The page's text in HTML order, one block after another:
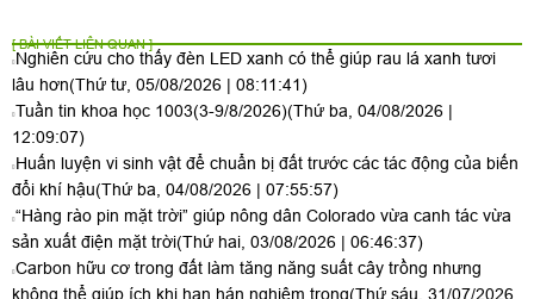
[ BÀI VIẾT LIÊN QUAN ]
Nghiên cứu cho thấy đèn LED xanh có thể giúp rau lá xanh tươi
lâu hơn(Thứ tư, 05/08/2026 | 08:11:41)
Tuần tin khoa học 1003(3-9/8/2026)(Thứ ba, 04/08/2026 |
12:09:07)
Huấn luyện vi sinh vật để chuẩn bị đất trước các tác động của biến
đổi khí hậu(Thứ ba, 04/08/2026 | 07:55:57)
“Hàng rào pin mặt trời” giúp nông dân Colorado vừa canh tác vừa
sản xuất điện mặt trời(Thứ hai, 03/08/2026 | 06:46:37)
Carbon hữu cơ trong đất làm tăng năng suất cây trồng nhưng
không thể giúp ích khi hạn hán nghiêm trọng(Thứ sáu, 31/07/2026